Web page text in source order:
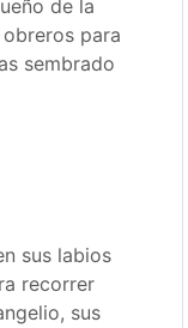
de la
para
sembrado
sus labios
recorrer
sus